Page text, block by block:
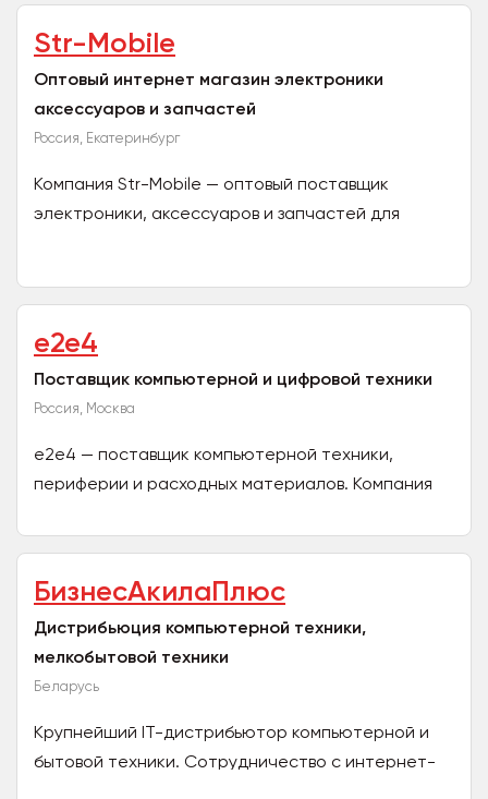
Str-Mobile
Оптовый интернет магазин электроники
аксессуаров и запчастей
Россия, Екатеринбург
Компания Str-Mobile — оптовый поставщик
электроники, аксессуаров и запчастей для
e2e4
Поставщик компьютерной и цифровой техники
Россия, Москва
e2e4 — поставщик компьютерной техники,
периферии и расходных материалов. Компания
Eltex, Hiper, Ippon,...
БизнесАкилаПлюс
Дистрибьюция компьютерной техники,
мелкобытовой техники
Беларусь
Крупнейший IT-дистрибьютор компьютерной и
бытовой техники. Сотрудничество с интернет-